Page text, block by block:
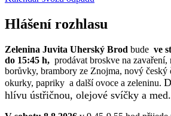
Hlášení rozhlasu
Zelenina Juvita Uherský Brod bude ve
do 15:45 h, prodávat broskve na zavaření,
borůvky, brambory ze Znojma, nový český
okurky, papriky a další ovoce a zeleninu.
hlívu ústřičnou, olejové svíčky a med.